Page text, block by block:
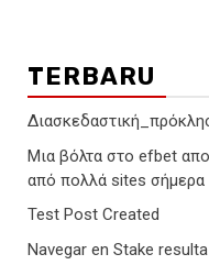
TERBARU
Μια βόλτα στο efbet
από πολλά sites σήμερα
Test Post Created
Navegar en Stake